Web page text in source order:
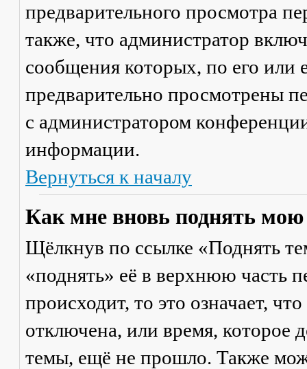
предварительного просмотра
также, что администратор
сообщения которых, по его
предварительно просмотрены
с администратором
информации.
Вернуться к началу
Как мне вновь поднять мою
Щёлкнув по ссылке «Поднять
«поднять» её в верхнюю часть
происходит, то это означает,
отключена, или время, которое
темы, ещё не прошло. Также